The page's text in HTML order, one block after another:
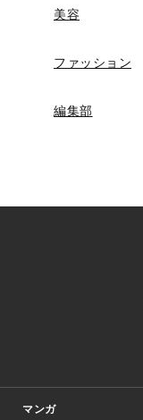
美容
ファッション
編集部
マンガ